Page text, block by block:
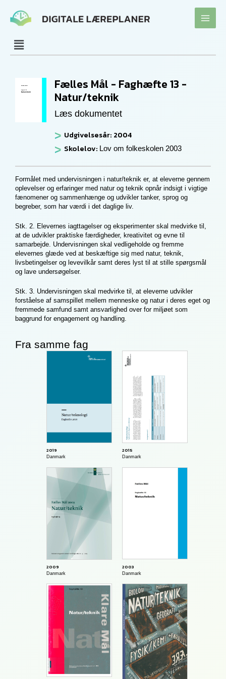
Fra samme fag
2019
Danmark
2015
Danmark
2009
Danmark
2003
Danmark
Fælles Mål - Faghæfte 13 -
Natur/teknik
Læs dokumentet
Udgivelsesår: 2004
Skolelov: Lov om folkeskolen 2003
Formålet med undervisningen i natur/teknik er, at eleverne gennem
oplevelser og erfaringer med natur og teknik opnår indsigt i vigtige
fænomener og sammenhænge og udvikler tanker, sprog og
begreber, som har værdi i det daglige liv.
Stk. 2. Elevernes iagttagelser og eksperimenter skal medvirke til,
at de udvikler praktiske færdigheder, kreativitet og evne til
samarbejde. Undervisningen skal vedligeholde og fremme
elevernes glæde ved at beskæftige sig med natur, teknik,
livsbetingelser og levevilkår samt deres lyst til at stille spørgsmål
og lave undersøgelser.
Stk. 3. Undervisningen skal medvirke til, at eleverne udvikler
forståelse af samspillet mellem menneske og natur i deres eget og
fremmede samfund samt ansvarlighed over for miljøet som
baggrund for engagement og handling.